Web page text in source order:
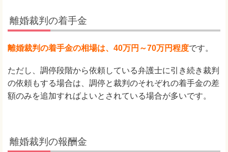
離婚裁判の着手金
離婚裁判の着手金の相場は、40万円～70万円程度です。
ただし、調停段階から依頼している弁護士に引き続き裁判
の依頼もする場合は、調停と裁判のそれぞれの着手金の差
額のみを追加すればよいとされている場合が多いです。
離婚裁判の報酬金